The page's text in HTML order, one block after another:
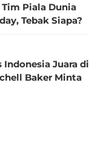
Piala Dunia
Tebak Siapa?
Indonesia Juara di
Baker Minta